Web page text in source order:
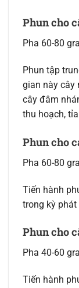
Phun cho
Pha 60-80
Phun tập
gian này cây
cây đâm
thu hoạch,
Phun cho
Pha 60-80
Tiến hành
trong kỳ phát
Phun cho
Pha 40-60
Tiến hành